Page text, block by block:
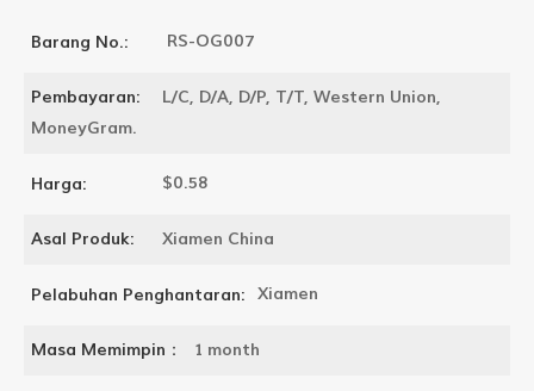
Barang No.: RS-OG007
Pembayaran:
L/C, D/A, D/P, T/T, Western Union,
MoneyGram.
Harga: $0.58
Asal Produk: Xiamen China
Pelabuhan Penghantaran: Xiamen
Masa Memimpin： 1 month